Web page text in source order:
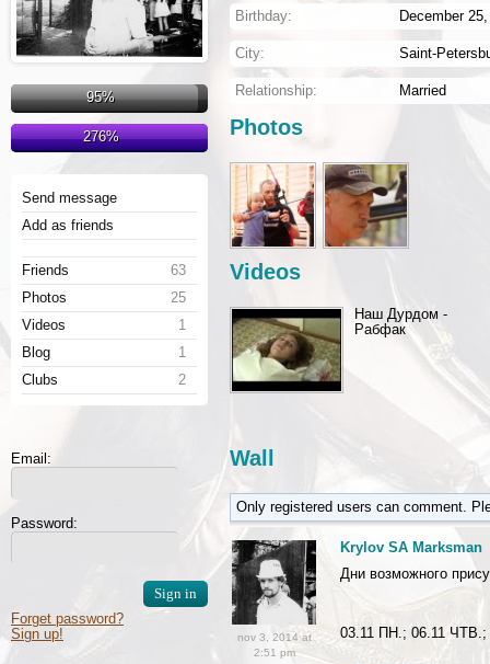
95%
276%
Send message
Add as friends
63
Friends
25
Photos
1
Videos
1
Blog
2
Clubs
Email:
Password:
Forget password?
Sign up!
Birthday: December
City: Saint-
Relationship: Married
Photos
Videos
Наш Дурдом -
Рабфак
Wall
Only registered users can comment.
nov 3, 2014 at
2:51 pm
Krylov SA Marksman
Дни возможного
03.11 ПН.; 06.11